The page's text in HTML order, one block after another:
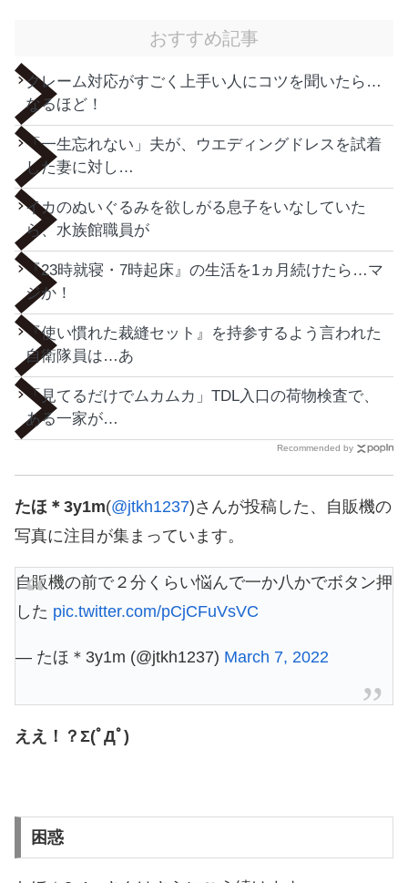
おすすめ記事
クレーム対応がすごく上手い人にコツを聞いたら…
なるほど！
「一生忘れない」夫が、ウエディングドレスを試着
した妻に対し…
イカのぬいぐるみを欲しがる息子をいなしていた
ら、水族館職員が
『23時就寝・7時起床』の生活を1ヵ月続けたら…マ
ジか！
『使い慣れた裁縫セット』を持参するよう言われた
自衛隊員は…あ
「見てるだけでムカムカ」TDL入口の荷物検査で、
ある一家が…
Recommended by
たほ＊3y1m(@jtkh1237)さんが投稿した、自販機の
写真に注目が集まっています。
自販機の前で２分くらい悩んで一か八かでボタン押
した pic.twitter.com/pCjCFuVsVC
— たほ＊3y1m (@jtkh1237) March 7, 2022
ええ！？Σ(ﾟДﾟ)
困惑